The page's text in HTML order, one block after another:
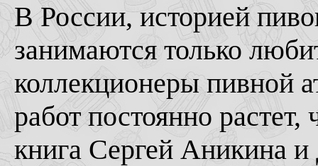
В России, историей
занимаются только
коллекционеры пивной
работ постоянно растет,
книга Сергей Аникина